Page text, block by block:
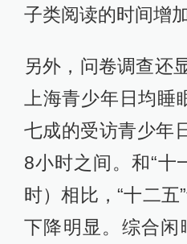
子类阅读的时间增加
另外，问卷调查还
上海青少年日均睡
七成的受访青少年
8小时之间。和“十
时）相比，“十二五
下降明显。综合